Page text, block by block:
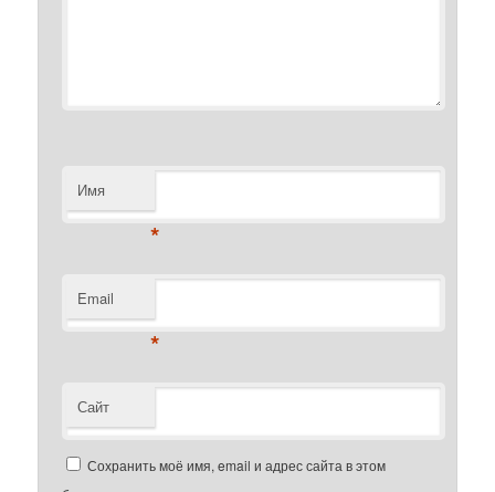
Имя
*
Email
*
Сайт
Сохранить моё имя, email и адрес сайта в этом